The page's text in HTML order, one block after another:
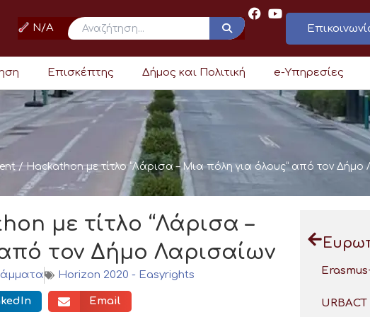
N/A
Επισκέπτης Δήμος και Πολιτική e-Υπηρεσίες
/ Hackathon με τίτλο “Λάρισα – Μια πόλη για όλους” από τον Δήμο
με τίτλο “Λάρισα –
τον Δήμο Λαρισαίων
Horizon 2020 - Easyrights
Email URBACT